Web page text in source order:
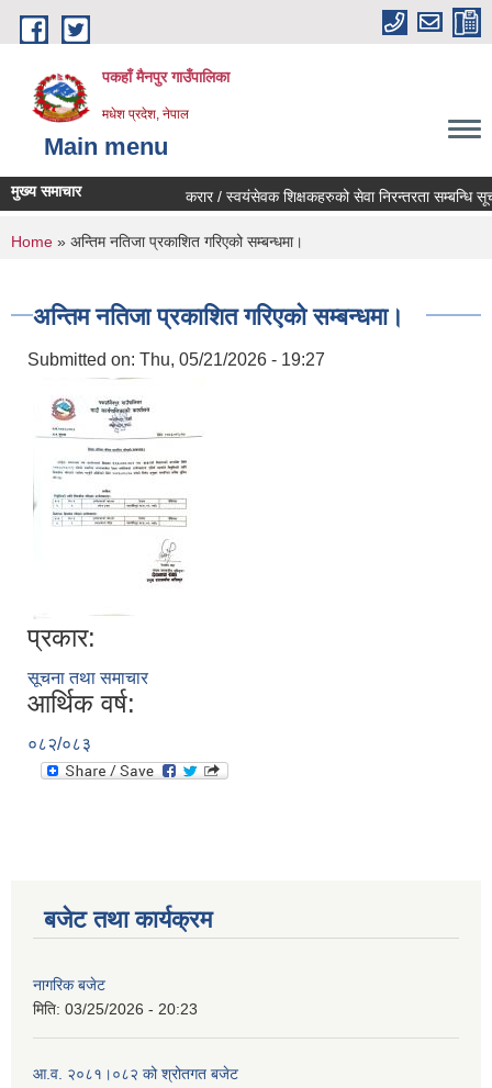
Skip to main content
पकहाँ मैनपुर गाउँपालिका
मधेश प्रदेश, नेपाल
Main menu
मुख्य समाचार करार / स्वयंसेवक शिक्षकहरुको सेवा निरन्तरता सम्बन्धि
You are here
Home » अन्तिम नतिजा प्रकाशित गरिएको सम्बन्धमा।
अन्तिम नतिजा प्रकाशित गरिएको सम्बन्धमा।
Submitted on: Thu, 05/21/2026 - 19:27
प्रकार:
सूचना तथा समाचार
आर्थिक वर्ष:
०८२/०८३
बजेट तथा कार्यक्रम
नागरिक बजेट
मिति: 03/25/2026 - 20:23
आ.व. २०८१।०८२ को श्रोतगत बजेट